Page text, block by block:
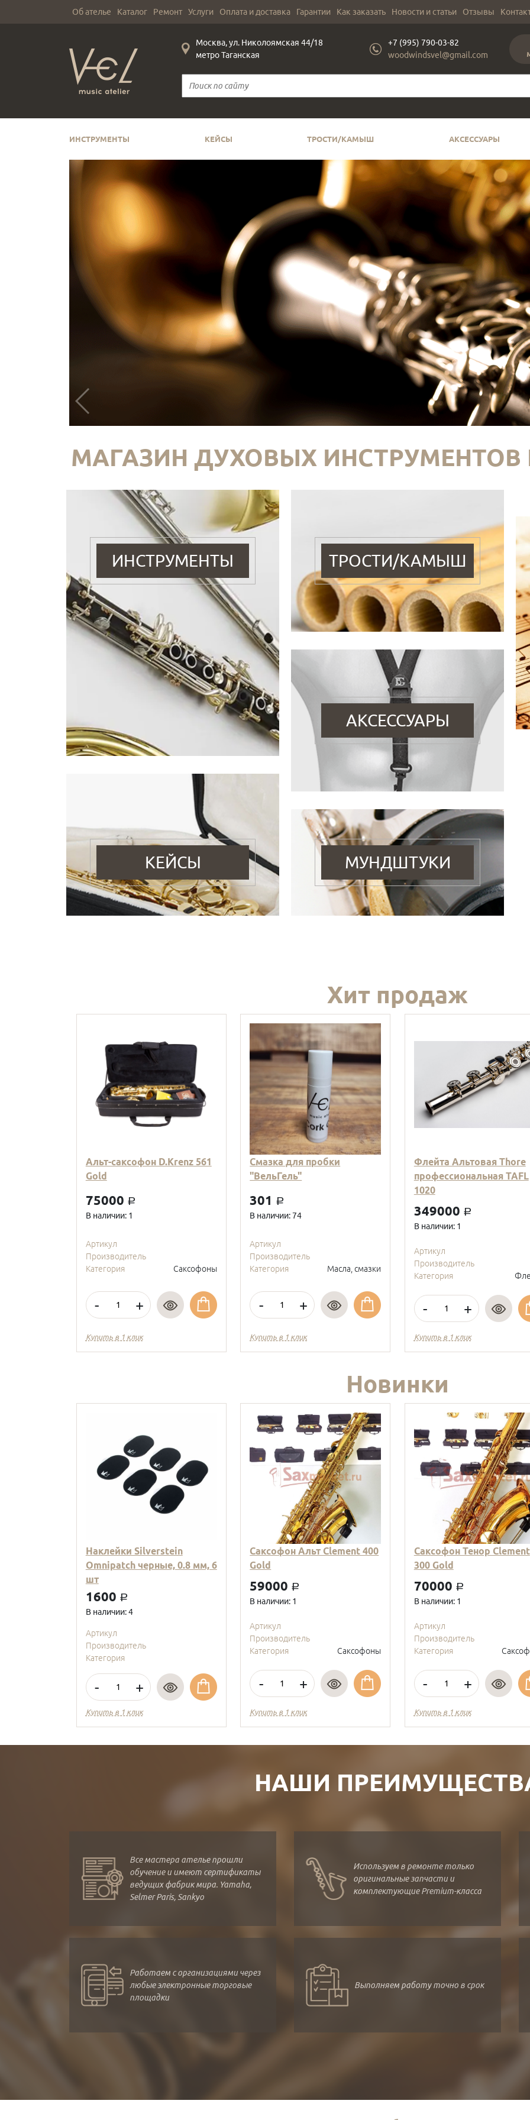
Об ателье Каталог Ремонт Услуги Оплата и доставка Гарантии Как заказать Новости и статьи Отзывы
Москва, ул. Николоямская 44/18
метро Таганская
+7 (995) 790-03-82
woodwindsvel@gmail.com
ИНСТРУМЕНТЫ КЕЙСЫ ТРОСТИ/КАМЫШ АКСЕССУАРЫ
МАГАЗИН ДУХОВЫХ ИНСТРУМЕНТОВ
ИНСТРУМЕНТЫ
КЕЙСЫ
ТРОСТИ/КАМЫШ
АКСЕССУАРЫ
МУНДШТУКИ
Хит продаж
Альт-саксофон D.Krenz 561
Gold
75000 a
В наличии: 1
Артикул
Производитель
Категория
Саксофоны
- +
Купить в 1 клик
Смазка для пробки
"ВельГель"
301 a
В наличии: 74
Артикул
Производитель
Категория
Масла, смазки
- +
Купить в 1 клик
Флейта Альтовая Thore
профессиональная TAFL
1020
349000 a
В наличии: 1
Артикул
Производитель
Категория
- +
Купить в 1 клик
Новинки
Наклейки Silverstein
Omnipatch черные, 0.8 мм, 6
шт
1600 a
В наличии: 4
Артикул
Производитель
Категория
- +
Купить в 1 клик
Саксофон Альт Clement 400
Gold
59000 a
В наличии: 1
Артикул
Производитель
Категория
Саксофоны
- +
Купить в 1 клик
Саксофон Тенор Clement
300 Gold
70000 a
В наличии: 1
Артикул
Производитель
Категория
- +
Купить в 1 клик
НАШИ
Все мастера ателье прошли
обучение и имеют сертификаты
ведущих фабрик мира. Yamaha,
Selmer Paris, Sankyo
Используем в ремонте только
оригинальные запчасти и
комплектующие Premium-класса
Работаем с организациями через
любые электронные торговые
площадки
Выполняем работу точно в срок